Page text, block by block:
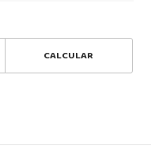
CALCULAR